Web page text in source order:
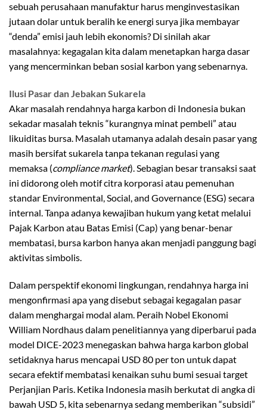
sebuah perusahaan manufaktur harus menginvestasikan
jutaan dolar untuk beralih ke energi surya jika membayar
“denda” emisi jauh lebih ekonomis? Di sinilah akar
masalahnya: kegagalan kita dalam menetapkan harga dasar
yang mencerminkan beban sosial karbon yang sebenarnya.
Ilusi Pasar dan Jebakan Sukarela
Akar masalah rendahnya harga karbon di Indonesia bukan
sekadar masalah teknis “kurangnya minat pembeli” atau
likuiditas bursa. Masalah utamanya adalah desain pasar yang
masih bersifat sukarela tanpa tekanan regulasi yang
memaksa (compliance market). Sebagian besar transaksi saat
ini didorong oleh motif citra korporasi atau pemenuhan
standar Environmental, Social, and Governance (ESG) secara
internal. Tanpa adanya kewajiban hukum yang ketat melalui
Pajak Karbon atau Batas Emisi (Cap) yang benar-benar
membatasi, bursa karbon hanya akan menjadi panggung bagi
aktivitas simbolis.
Dalam perspektif ekonomi lingkungan, rendahnya harga ini
mengonfirmasi apa yang disebut sebagai kegagalan pasar
dalam menghargai modal alam. Peraih Nobel Ekonomi
William Nordhaus dalam penelitiannya yang diperbarui pada
model DICE-2023 menegaskan bahwa harga karbon global
setidaknya harus mencapai USD 80 per ton untuk dapat
secara efektif membatasi kenaikan suhu bumi sesuai target
Perjanjian Paris. Ketika Indonesia masih berkutat di angka di
bawah USD 5, kita sebenarnya sedang memberikan “subsidi”